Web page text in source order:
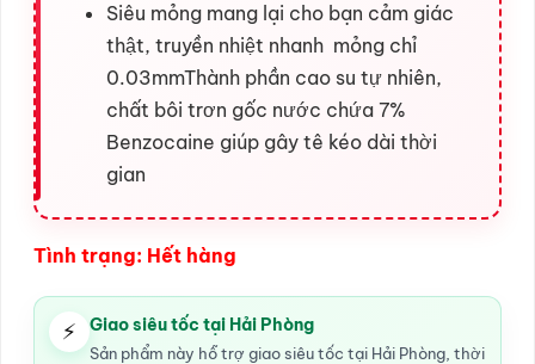
Siêu mỏng mang lại cho bạn cảm giác
thật, truyền nhiệt nhanh mỏng chỉ
0.03mmThành phần cao su tự nhiên,
chất bôi trơn gốc nước chứa 7%
Benzocaine giúp gây tê kéo dài thời
gian
Tình trạng: Hết hàng
⚡ Giao siêu tốc tại Hải Phòng
Sản phẩm này hỗ trợ giao siêu tốc tại Hải Phòng, thời